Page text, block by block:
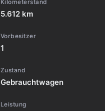
Kilometerstand
5.612 km
Vorbesitzer
1
Zustand
Gebrauchtwagen
Leistung